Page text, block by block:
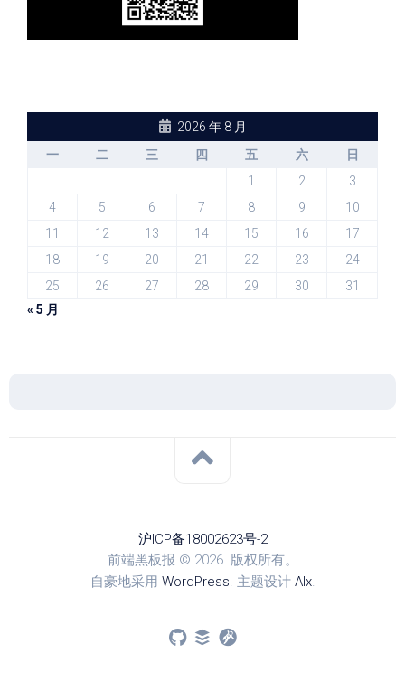
2026 年 8 月
一
二 三 四 五 六
日
1
2
3
4
5 6 7 8 9
10
11
12 13 14 15 16
17
18
19 20 21 22 23
24
25
26 27 28 29 30
31
« 5 月
沪ICP备18002623号-2
前端黑板报 © 2026. 版权所有。
自豪地采用 WordPress. 主题设计 Alx.